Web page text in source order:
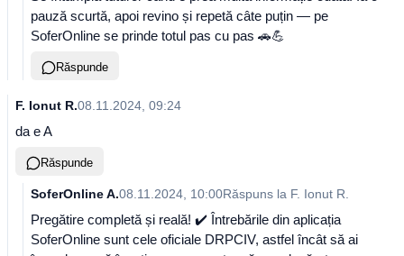
pauză scurtă, apoi revino și repetă câte puțin — pe
SoferOnline se prinde totul pas cu pas 🚗💪
Răspunde
F. Ionut R.08.11.2024, 09:24
da e A
Răspunde
SoferOnline A.08.11.2024, 10:00Răspuns la F. Ionut R.
Pregătire completă și reală! ✔️ Întrebările din aplicația
SoferOnline sunt cele oficiale DRPCIV, astfel încât să ai